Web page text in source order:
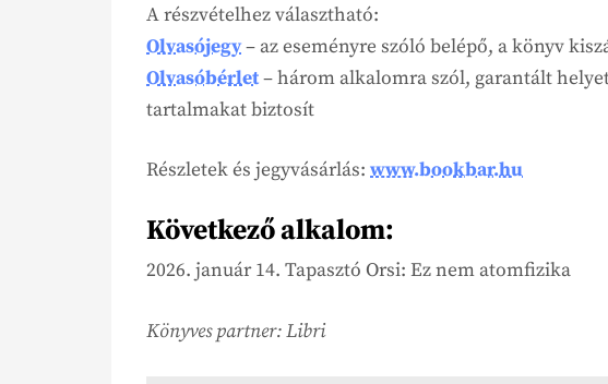
A részvételhez választható:
Olvasójegy– az eseményre szóló belépő, a könyv
Olvasóbérlet– három alkalomra szól, garantált
tartalmakat biztosít
Részletek és jegyvásárlás: www.bookbar.hu
Következő alkalom:
2026. január 14. Tapasztó Orsi: Ez nem atomfizika
Könyves partner: Libri